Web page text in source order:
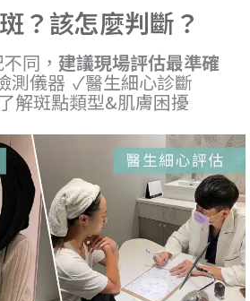
？該怎麼判斷？
同， 建議現場評估最準確
測儀器 ✓醫生細心診斷
解斑點類型&肌膚困擾